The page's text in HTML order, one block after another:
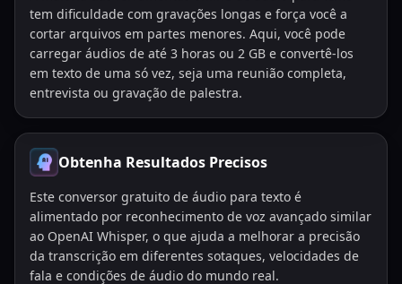
tem dificuldade com gravações longas e força você a
cortar arquivos em partes menores. Aqui, você pode
carregar áudios de até 3 horas ou 2 GB e convertê-los
em texto de uma só vez, seja uma reunião completa,
entrevista ou gravação de palestra.
Obtenha Resultados Precisos
Este conversor gratuito de áudio para texto é
alimentado por reconhecimento de voz avançado similar
ao OpenAI Whisper, o que ajuda a melhorar a precisão
da transcrição em diferentes sotaques, velocidades de
fala e condições de áudio do mundo real.